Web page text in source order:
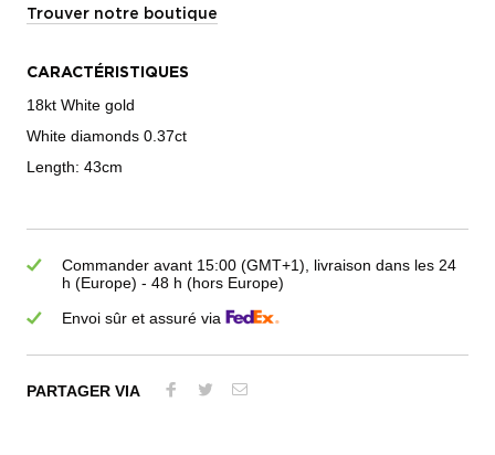
Trouver notre boutique
CARACTÉRISTIQUES
18kt White gold
White diamonds 0.37ct
Length: 43cm
Commander avant 15:00 (GMT+1), livraison dans les 24
h (Europe) - 48 h (hors Europe)
Envoi sûr et assuré via
PARTAGER VIA